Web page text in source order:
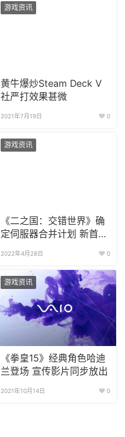
游戏资讯
黄牛爆炒Steam Deck V
社严打效果甚微
2021年7月19日 0
游戏资讯
《二之国：交错世界》确
定伺服器合并计划 新首领
2022年4月28日 0
游戏资讯
《拳皇15》经典角色哈迪
兰登场 宣传影片同步放出
2021年10月14日 0